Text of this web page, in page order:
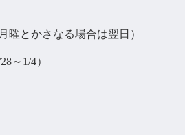
曜とかさなる場合は翌日）
～1/4）